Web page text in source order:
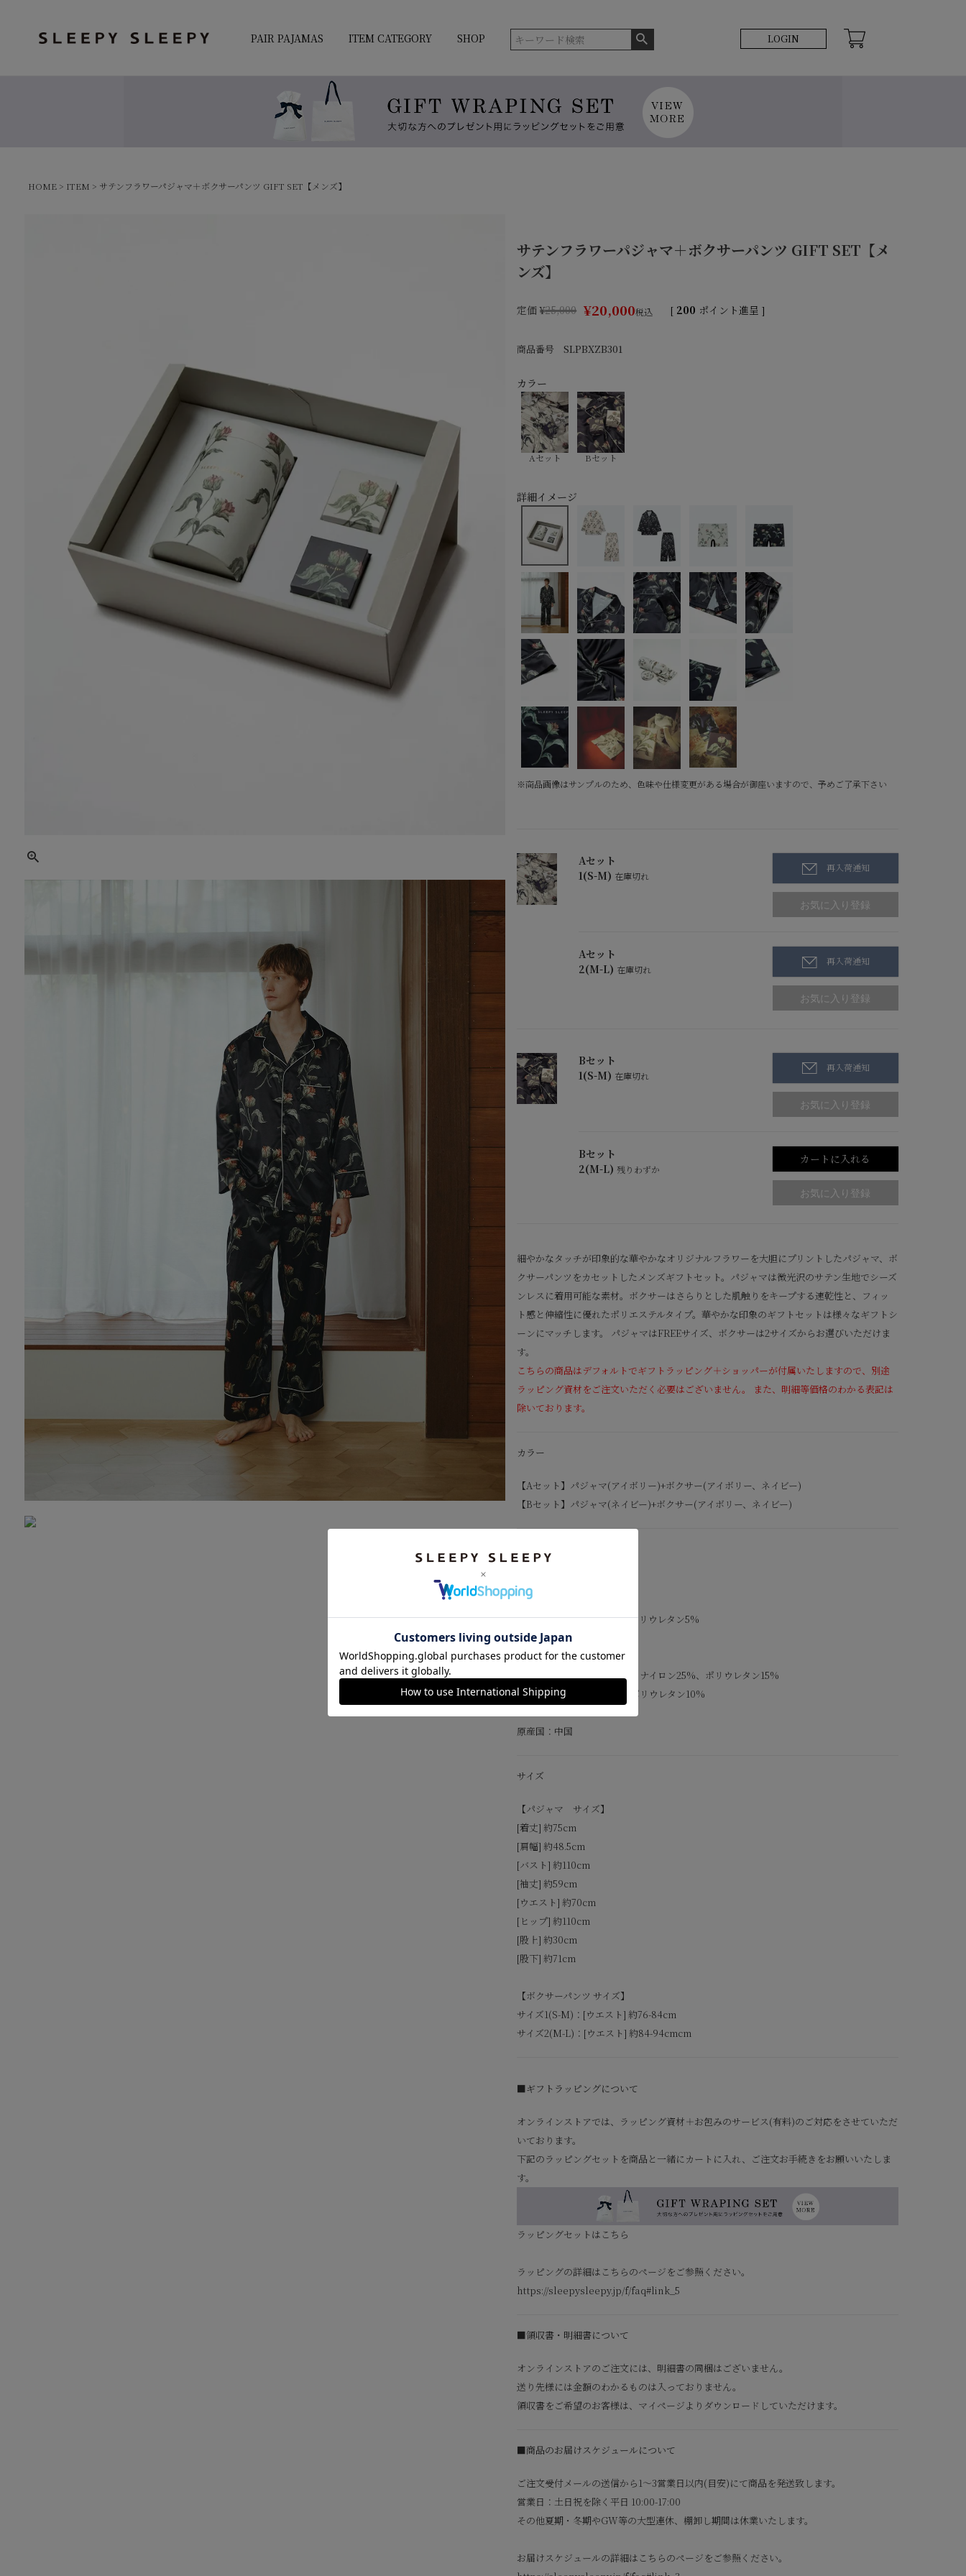
LOGIN
PAIR PAJAMAS ITEM CATEGORY SHOP
検索
HOME ITEM サテンフラワーパジャマ＋ボクサーパンツ GIFT SET【メンズ】
サテンフラワーパジャマ＋ボクサーパンツ GIFT SET【メ
ンズ】
定価 ¥25,000 ¥20,000税込 [ 200 ポイント進呈 ]
商品番号 SLPBXZB301
カラー
Aセット Bセット
詳細イメージ
※商品画像はサンプルのため、色味や仕様変更がある場合が御座いますので、予めご了承下さい
Aセット
1(S-M) 在庫切れ
再入荷通知
Aセット
2(M-L) 在庫切れ
再入荷通知
Bセット
1(S-M) 在庫切れ
再入荷通知
Bセット
2(M-L) 残りわずか
カートに入れる
細やかなタッチが印象的な華やかなオリジナルフラワーを大胆にプリントしたパジャマ、ボ
クサーパンツをカセットしたメンズギフトセット。パジャマは微光沢のサテン生地でシーズ
ンレスに着用可能な素材。ボクサーはさらりとした肌触りをキープする速乾性と、フィッ
ト感と伸縮性に優れたポリエステルタイプ。華やかな印象のギフトセットは様々なギフトシ
ーンにマッチします。 パジャマはFREEサイズ、ボクサーは2サイズからお選びいただけま
す。
こちらの商品はデフォルトでギフトラッピング＋ショッパーが付属いたしますので、別途
ラッピング資材をご注文いただく必要はございません。 また、明細等価格のわかる表記は
除いております。
カラー
【Aセット】パジャマ(アイボリー)+ボクサー(アイボリー、ネイビー)
【Bセット】パジャマ(ネイビー)+ボクサー(アイボリー、ネイビー)
表地：ポリエステル100%
別地：ポリエステル95%、ポリウレタン5%
【ボクサーパンツ 】
身生地：ポリエステル60%、ナイロン25%、ポリウレタン15%
マチ部：ナイロン90% 、ポリウレタン10%
原産国：中国
サイズ
【パジャマ サイズ】
[着丈] 約75cm
[肩幅] 約48.5cm
[バスト] 約110cm
[袖丈] 約59cm
[ウエスト] 約70cm
[ヒップ] 約110cm
[股上] 約30cm
[股下] 約71cm
【ボクサーパンツ サイズ】
サイズ1(S-M)：[ウエスト] 約76-84cm
サイズ2(M-L)：[ウエスト] 約84-94cmcm
■ギフトラッピングについて
オンラインストアでは、ラッピング資材＋お包みのサービス(有料)のご対応をさせていただ
いております。
下記のラッピングセットを商品と一緒にカートに入れ、ご注文お手続きをお願いいたしま
す。
ラッピングセットはこちら
ラッピングの詳細はこちらのページをご参照ください。
https://sleepysleepy.jp/f/faq#link_5
■領収書・明細書について
オンラインストアのご注文には、明細書の同梱はございません。
送り先様には金額のわかるものは入っておりません。
領収書をご希望のお客様は、マイページよりダウンロードしていただけます。
■商品のお届けスケジュールについて
ご注文受付メールの送信から1～3営業日以内(目安)にて商品を発送致します。
営業日：土日祝を除く平日 10:00-17:00
その他夏期・冬期やGW等の大型連休、棚卸し期間は休業いたします。
お届けスケジュールの詳細はこちらのページをご参照ください。